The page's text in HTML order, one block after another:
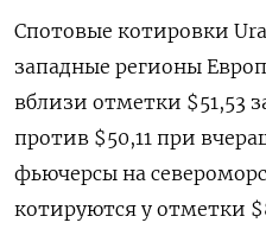
Спотовые котировки
западные регионы
вблизи отметки $51,53
против $50,11 при
фьючерсы на
котируются у отметки